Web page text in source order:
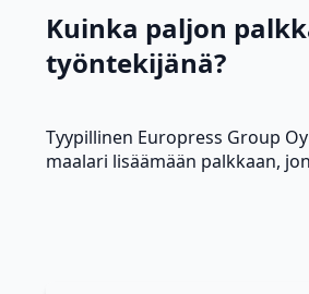
Kuinka paljon
työntekijänä?
Tyypillinen Europress Group
maalari lisäämään palkkaan,